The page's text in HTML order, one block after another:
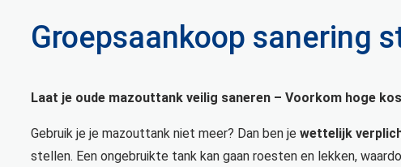
Groepsaankoop sanering
Laat je oude mazouttank veilig saneren – Voorkom hoge
Gebruik je je mazouttank niet meer? Dan ben je wettelijk
stellen. Een ongebruikte tank kan gaan roesten en lekken,